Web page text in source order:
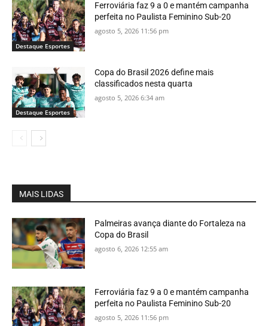
Destaque Esportes
Ferroviária faz 9 a 0 e mantém campanha
perfeita no Paulista Feminino Sub-20
agosto 5, 2026 11:56 pm
Destaque Esportes
Copa do Brasil 2026 define mais
classificados nesta quarta
agosto 5, 2026 6:34 am
MAIS LIDAS
Palmeiras avança diante do Fortaleza na
Copa do Brasil
agosto 6, 2026 12:55 am
Ferroviária faz 9 a 0 e mantém campanha
perfeita no Paulista Feminino Sub-20
agosto 5, 2026 11:56 pm